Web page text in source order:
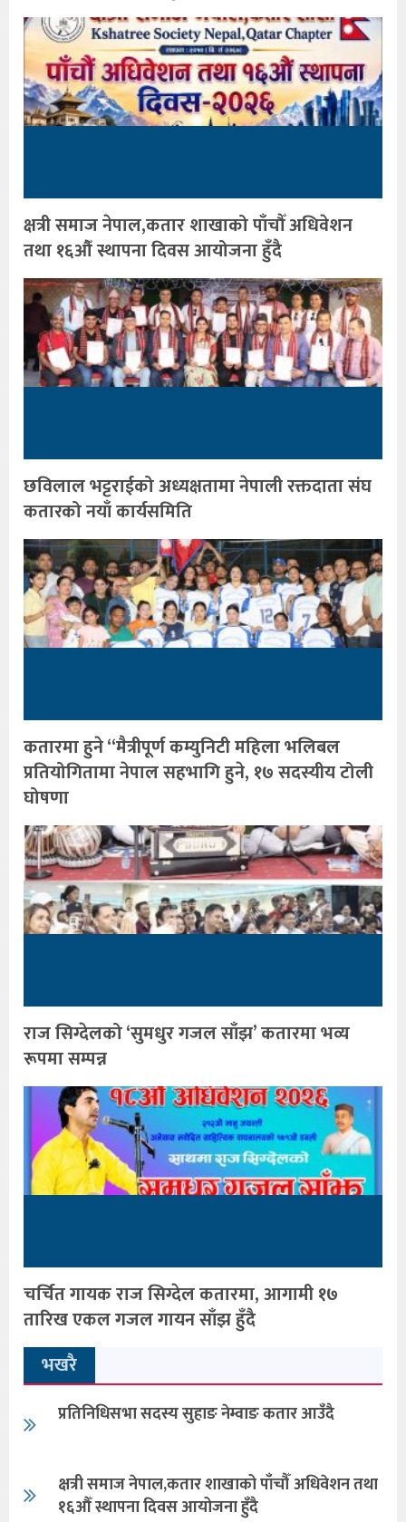
क्षत्री समाज नेपाल,कतार शाखाको पाँचौँ अधिवेशन
तथा १६औँ स्थापना दिवस आयोजना हुँदै
छविलाल भट्टराईको अध्यक्षतामा नेपाली रक्तदाता संघ
कतारको नयाँ कार्यसमिति
कतारमा हुने “मैत्रीपूर्ण कम्युनिटी महिला भलिबल
प्रतियोगितामा नेपाल सहभागि हुने, १७ सदस्यीय टोली
घोषणा
राज सिग्देलको ‘सुमधुर गजल साँझ’ कतारमा भव्य
रूपमा सम्पन्न
चर्चित गायक राज सिग्देल कतारमा, आगामी १७
तारिख एकल गजल गायन साँझ हुँदै
भखरै
प्रतिनिधिसभा सदस्य सुहाङ नेम्वाङ कतार आउँदै
क्षत्री समाज नेपाल,कतार शाखाको पाँचौँ अधिवेशन तथा
१६औँ स्थापना दिवस आयोजना हुँदै